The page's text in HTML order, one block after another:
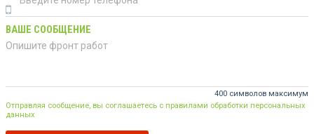
ВАШЕ СООБЩЕНИЕ
400 символов максимум
Отправляя сообщение, вы соглашаетесь с правилами обработки персональных
данных